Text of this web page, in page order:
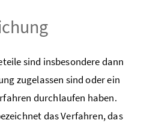
sind insbesondere dann
zugelassen sind oder ein
durchlaufen haben.
das Verfahren, das